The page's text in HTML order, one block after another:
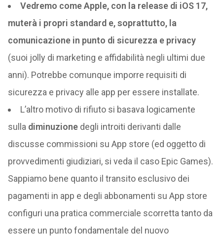
Vedremo come Apple, con la release di iOS 17,
muterà i propri standard e, soprattutto, la
comunicazione in punto di sicurezza e privacy
(suoi jolly di marketing e affidabilità negli ultimi due
anni). Potrebbe comunque imporre requisiti di
sicurezza e privacy alle app per essere installate.
L’altro motivo di rifiuto si basava logicamente
sulla diminuzionedegli introiti derivanti dalle
discusse commissioni su App store (ed oggetto di
provvedimenti giudiziari, si veda il caso Epic Games).
Sappiamo bene quanto il transito esclusivo dei
pagamenti in app e degli abbonamenti su App store
configuri una pratica commerciale scorretta tanto da
essere un punto fondamentale del nuovo